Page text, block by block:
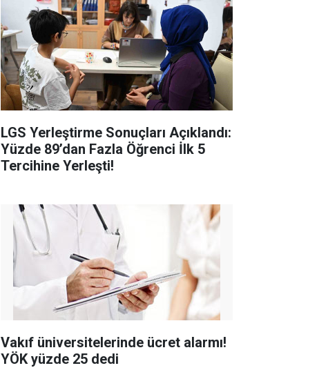
LGS Yerleştirme Sonuçları Açıklandı:
Yüzde 89’dan Fazla Öğrenci İlk 5
Tercihine Yerleşti!
Vakıf üniversitelerinde ücret alarmı!
YÖK yüzde 25 dedi